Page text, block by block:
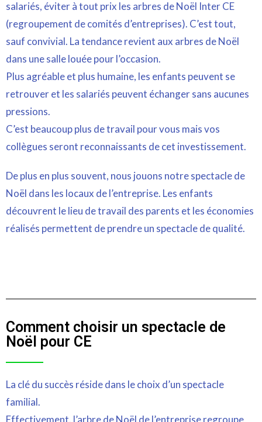
salariés, éviter à tout prix les arbres de Noël Inter CE
(regroupement de comités d’entreprises). C’est tout,
sauf convivial. La tendance revient aux arbres de Noël
dans une salle louée pour l’occasion.
Plus agréable et plus humaine, les enfants peuvent se
retrouver et les salariés peuvent échanger sans aucunes
pressions.
C’est beaucoup plus de travail pour vous mais vos
collègues seront reconnaissants de cet investissement.
De plus en plus souvent, nous jouons notre spectacle de
Noël dans les locaux de l’entreprise. Les enfants
découvrent le lieu de travail des parents et les économies
réalisés permettent de prendre un spectacle de qualité.
Comment choisir un spectacle de
Noël pour CE
La clé du succès réside dans le choix d’un spectacle
familial.
Effectivement, l’arbre de Noël de l’entreprise regroupe